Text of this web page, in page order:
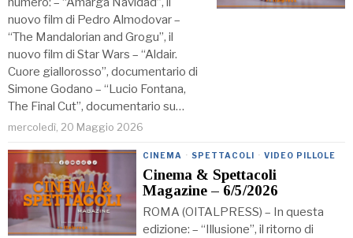
nuovo film di Pedro Almodovar –
“The Mandalorian and Grogu”, il
nuovo film di Star Wars – “Aldair.
Cuore giallorosso”, documentario di
Simone Godano – “Lucio Fontana,
The Final Cut”, documentario su…
mercoledì, 20 Maggio 2026
CINEMA · SPETTACOLI · VIDEO PILLOLE
Cinema & Spettacoli
Magazine – 6/5/2026
ROMA (OITALPRESS) – In questa
edizione: – “Illusione”, il ritorno di